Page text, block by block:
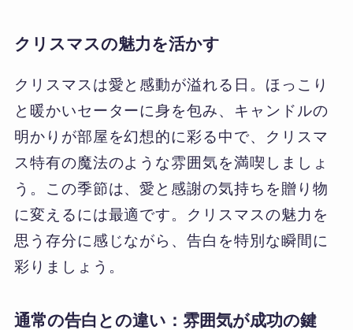
クリスマスの魅力を活かす
クリスマスは愛と感動が溢れる日。ほっこり
と暖かいセーターに身を包み、キャンドルの
明かりが部屋を幻想的に彩る中で、クリスマ
ス特有の魔法のような雰囲気を満喫しましょ
う。この季節は、愛と感謝の気持ちを贈り物
に変えるには最適です。クリスマスの魅力を
思う存分に感じながら、告白を特別な瞬間に
彩りましょう。
通常の告白との違い：雰囲気が成功の鍵